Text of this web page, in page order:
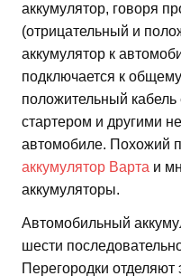
аккумулятор, говоря
(отрицательный и
аккумулятор к
подключается к
положительный кабель
стартером и другими
автомобиле. Похожий
аккумулятор Варта и
аккумуляторы.
Автомобильный
шести
Перегородки отделяют